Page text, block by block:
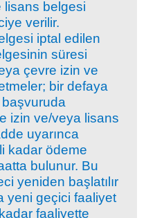
lisans belgesi
verilir.
iptal edilen
süresi
çevre izin ve
bir defaya
izin ve/veya lisans
uyarınca
kadar ödeme
bulunur. Bu
yeniden başlatılır
yeni geçici faaliyet
faaliyette